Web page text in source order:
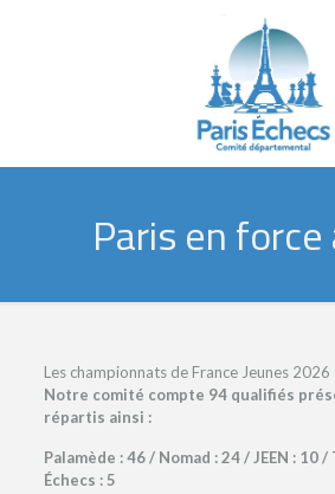
Paris en force
Les championnats de France Jeunes
Notre comité compte 94 qualifiés
répartis ainsi :
Palamède : 46 / Nomad : 24 / JEEN : 10
Échecs : 5